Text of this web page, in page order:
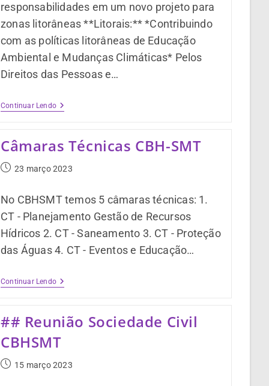
responsabilidades em um novo projeto para
zonas litorâneas **Litorais:** *Contribuindo
com as políticas litorâneas de Educação
Ambiental e Mudanças Climáticas* Pelos
Direitos das Pessoas e…
Continuar Lendo
Câmaras Técnicas CBH-SMT
23 março 2023
No CBHSMT temos 5 câmaras técnicas: 1.
CT - Planejamento Gestão de Recursos
Hídricos 2. CT - Saneamento 3. CT - Proteção
das Águas 4. CT - Eventos e Educação…
Continuar Lendo
## Reunião Sociedade Civil
CBHSMT
15 março 2023